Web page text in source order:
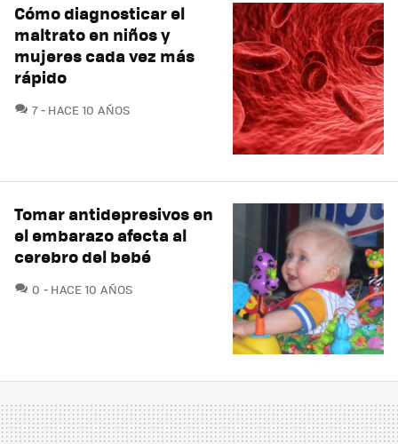
Cómo diagnosticar el
maltrato en niños y
mujeres cada vez más
rápido
7COMENTARIOS
HACE 10 AÑOS
Tomar antidepresivos en
el embarazo afecta al
cerebro del bebé
0 COMENTARIOS
HACE 10 AÑOS